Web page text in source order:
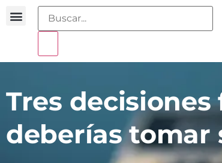
Tres
deberías tomar